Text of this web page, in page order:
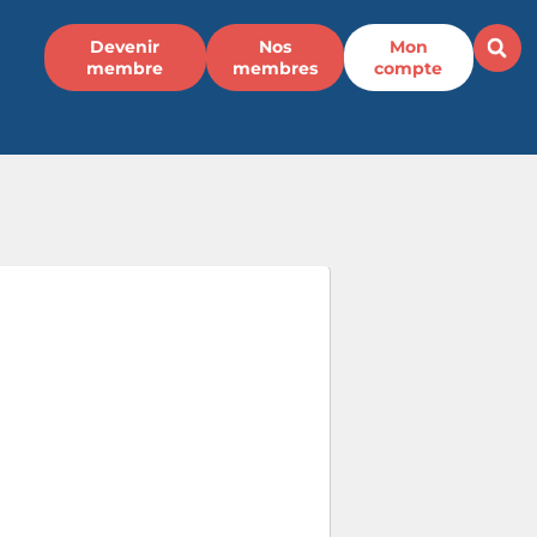
Devenir
membre
Nos
membres
Mon
compte